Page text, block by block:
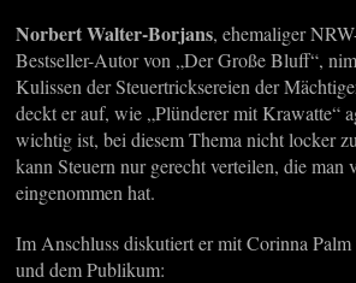
Norbert Walter-Borjans, ehemaliger
Bestseller-Autor von „Der Große Bluff“,
Kulissen der Steuertricksereien der
deckt er auf, wie „Plünderer mit Krawatte“
wichtig ist, bei diesem Thema nicht locker
kann Steuern nur gerecht verteilen, die man
eingenommen hat.
Im Anschluss diskutiert er mit Corinna
und dem Publikum: